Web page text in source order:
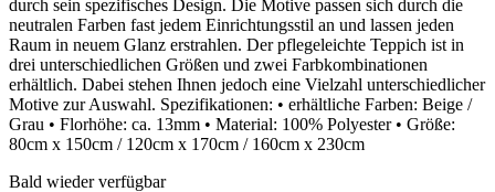
durch sein spezifisches Design. Die Motive passen sich durch die
neutralen Farben fast jedem Einrichtungsstil an und lassen jeden
Raum in neuem Glanz erstrahlen. Der pflegeleichte Teppich ist in
drei unterschiedlichen Größen und zwei Farbkombinationen
erhältlich. Dabei stehen Ihnen jedoch eine Vielzahl unterschiedlicher
Motive zur Auswahl. Spezifikationen: • erhältliche Farben: Beige /
Grau • Florhöhe: ca. 13mm • Material: 100% Polyester • Größe:
80cm x 150cm / 120cm x 170cm / 160cm x 230cm
Bald wieder verfügbar